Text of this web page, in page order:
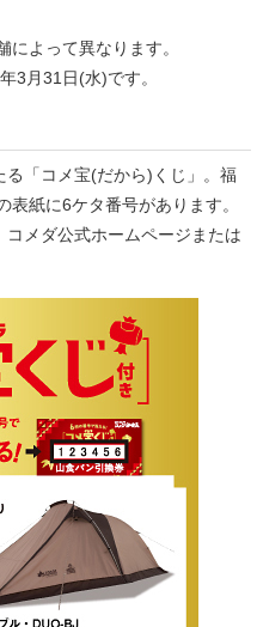
よって異なります。
3月31日(水)です。
「コメ宝(だから)くじ」。福
紙に6ケタ番号があります。
メダ公式ホームページまたは